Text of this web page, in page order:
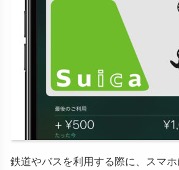
鉄道やバスを利用する際に、スマ